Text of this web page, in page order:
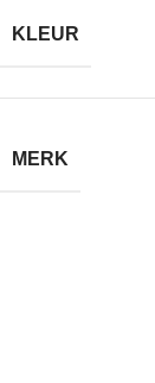
KLEUR
MERK